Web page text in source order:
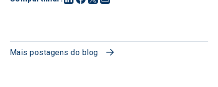
Mais postagens do blog